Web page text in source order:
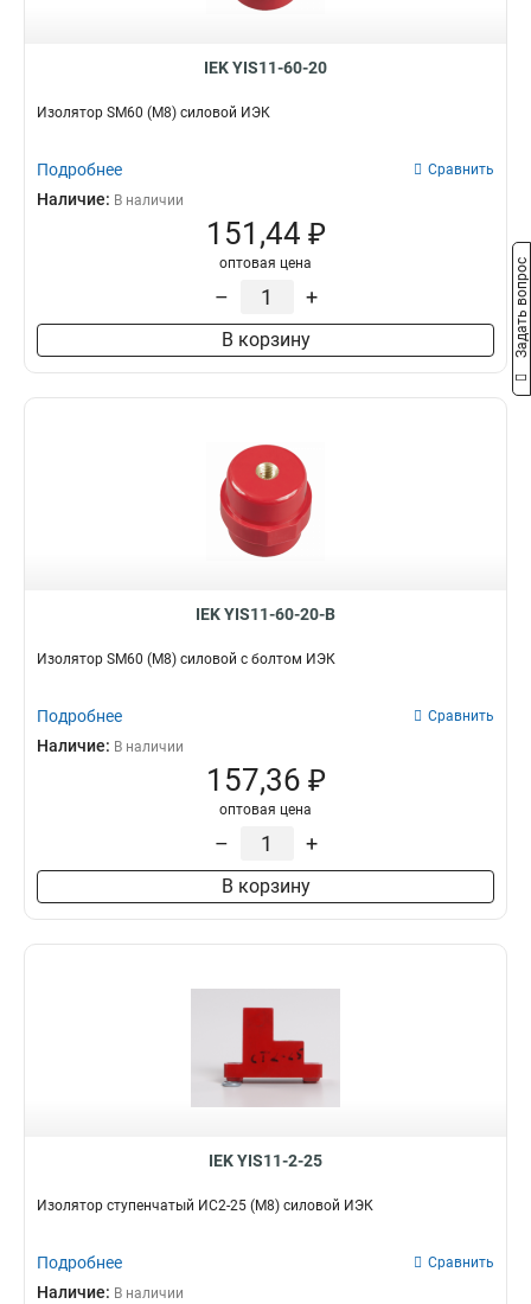
IEK YIS11-60-20
Изолятор SM60 (М8) силовой ИЭК
Подробнее Сравнить
Наличие: В наличии
151,44 ₽
оптовая цена
– +
В корзину
IEK YIS11-60-20-B
Изолятор SM60 (М8) силовой с болтом ИЭК
Подробнее Сравнить
Наличие: В наличии
157,36 ₽
оптовая цена
– +
В корзину
IEK YIS11-2-25
Изолятор ступенчатый ИС2-25 (М8) силовой ИЭК
Подробнее Сравнить
Наличие: В наличии
Задать вопрос